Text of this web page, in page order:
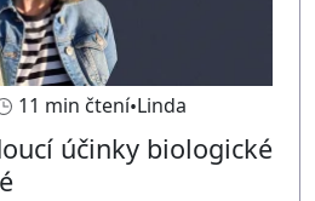
11 min čtení Linda
účinky biologické